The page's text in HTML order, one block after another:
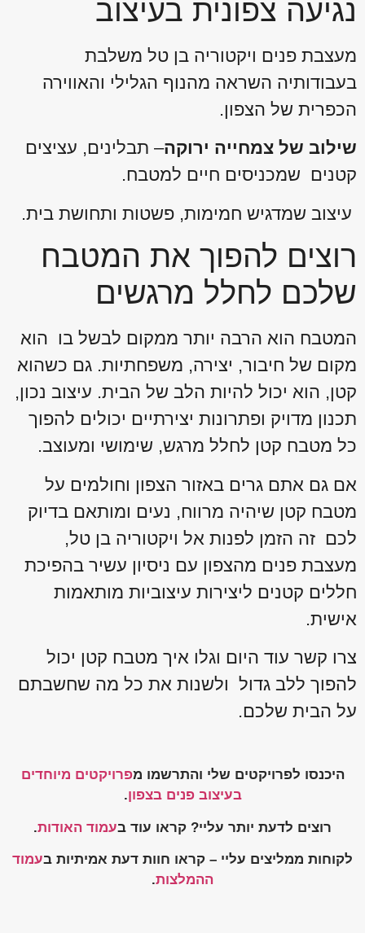
נגיעה צפונית בעיצוב
מעצבת פנים ויקטוריה בן טל משלבת
בעבודותיה השראה מהנוף הגלילי והאווירה
הכפרית של הצפון.
שילוב של צמחייה ירוקה– תבלינים, עציצים
קטנים שמכניסים חיים למטבח.
עיצוב שמדגיש חמימות, פשטות ותחושת בית.
רוצים להפוך את המטבח
שלכם לחלל מרגשים
המטבח הוא הרבה יותר ממקום לבשל בו הוא
מקום של חיבור, יצירה, משפחתיות. גם כשהוא
קטן, הוא יכול להיות הלב של הבית. עיצוב נכון,
תכנון מדויק ופתרונות יצירתיים יכולים להפוך
כל מטבח קטן לחלל מרגש, שימושי ומעוצב.
אם גם אתם גרים באזור הצפון וחולמים על
מטבח קטן שיהיה מרווח, נעים ומותאם בדיוק
לכם זה הזמן לפנות אל ויקטוריה בן טל,
מעצבת פנים מהצפון עם ניסיון עשיר בהפיכת
חללים קטנים ליצירות עיצוביות מותאמות
אישית.
צרו קשר עוד היום וגלו איך מטבח קטן יכול
להפוך ללב גדול ולשנות את כל מה שחשבתם
על הבית שלכם.
היכנסו לפרויקטים שלי והתרשמו מפרויקטים מיוחדים
בעיצוב פנים בצפון.
רוצים לדעת יותר עליי? קראו עוד בעמוד האודות.
לקוחות ממליצים עליי – קראו חוות דעת אמיתיות בעמוד
ההמלצות.